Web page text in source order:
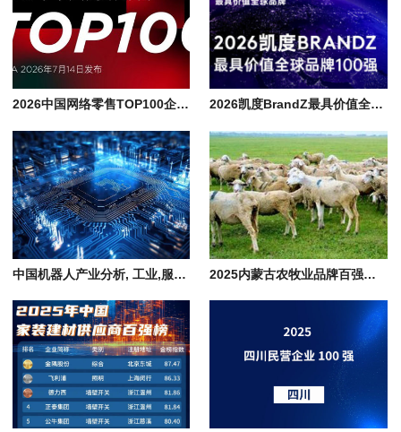
2026中国网络零售TOP100企业排行榜单, 京东/阿里/美的/沃尔玛领衔千亿阵营 2026凯度BrandZ最具价值全球品牌100强排行榜单, 世界知名企业名录
中国机器人产业分析, 工业,服务,特种,人形,物流,农业,教育,建筑机器人企业 2025内蒙古农牧业品牌百强价值榜企业名单, 伊利和蒙牛品牌价值共占比51%